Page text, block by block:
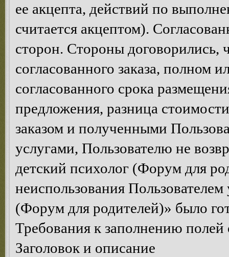
ее акцепта, действий по
считается акцептом).
сторон. Стороны договорились,
согласованного заказа, полном
согласованного срока
предложения, разница
заказом и полученными
услугами, Пользователю не
детский психолог (Форум для
неиспользования
(Форум для родителей)» было
Требования к заполнению полей
Заголовок и описание